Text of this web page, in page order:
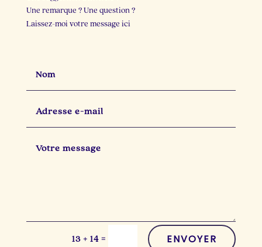
Une remarque ? Une question ?
Laissez-moi votre message ici
13 + 14 = ENVOYER